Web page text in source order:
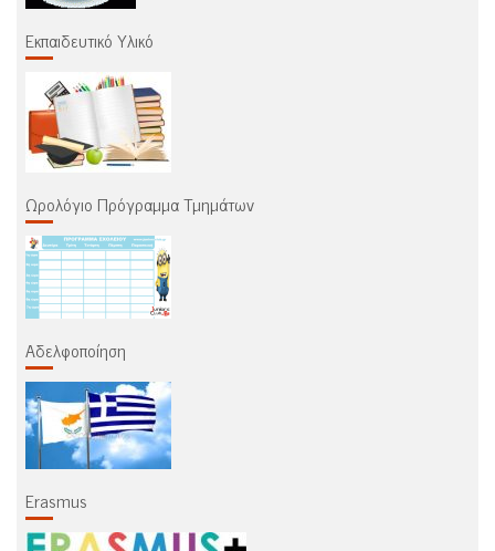
Εκπαιδευτικό Υλικό
Ωρολόγιο Πρόγραμμα Τμημάτων
Αδελφοποίηση
Erasmus